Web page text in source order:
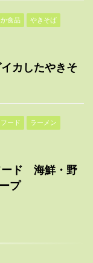
食品
やきそば
カしたやきそ
ード
ラーメン
ード 海鮮・野
プ